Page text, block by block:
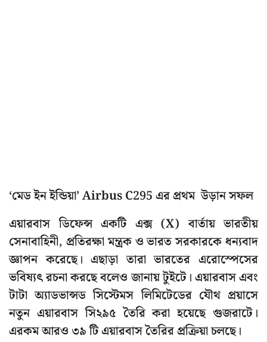
‘মেড ইন ইন্ডিয়া’ Airbus C295 এর প্রথম উড়ান সফল
এয়ারবাস ডিফেন্স একটি এক্স (X) বার্তায় ভারতীয়
সেনাবাহিনী, প্রতিরক্ষা মন্ত্রক ও ভারত সরকারকে ধন্যবাদ
জ্ঞাপন করেছে। এছাড়া তারা ভারতের এরোস্পেসের
ভবিষ্যৎ রচনা করছে বলেও জানায় টুইটে। এয়ারবাস এবং
টাটা অ্যাডভান্সড সিস্টেমস লিমিটেডের যৌথ প্রয়াসে
নতুন এয়ারবাস সি২৯৫ তৈরি করা হয়েছে গুজরাটে।
এরকম আরও ৩৯ টি এয়ারবাস তৈরির প্রক্রিয়া চলছে।